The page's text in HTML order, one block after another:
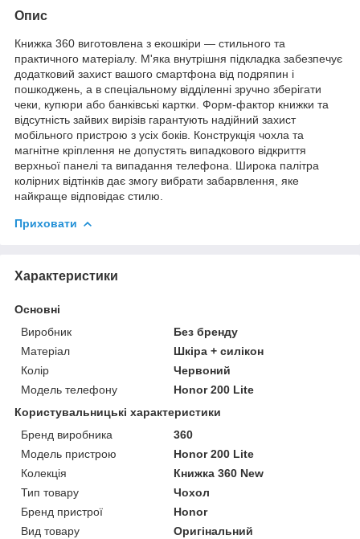
Опис
Книжка 360 виготовлена з екошкіри — стильного та
практичного матеріалу. М'яка внутрішня підкладка забезпечує
додатковий захист вашого смартфона від подряпин і
пошкоджень, а в спеціальному відділенні зручно зберігати
чеки, купюри або банківські картки. Форм-фактор книжки та
відсутність зайвих вирізів гарантують надійний захист
мобільного пристрою з усіх боків. Конструкція чохла та
магнітне кріплення не допустять випадкового відкриття
верхньої панелі та випадання телефона. Широка палітра
колірних відтінків дає змогу вибрати забарвлення, яке
найкраще відповідає стилю.
Приховати
Характеристики
Основні
Виробник
Без бренду
Матеріал
Шкіра + силікон
Колір
Червоний
Модель телефону
Honor 200 Lite
Користувальницькі характеристики
Бренд виробника
360
Модель пристрою
Honor 200 Lite
Колекція
Книжка 360 New
Тип товару
Чохол
Бренд пристрої
Honor
Вид товару
Оригінальний